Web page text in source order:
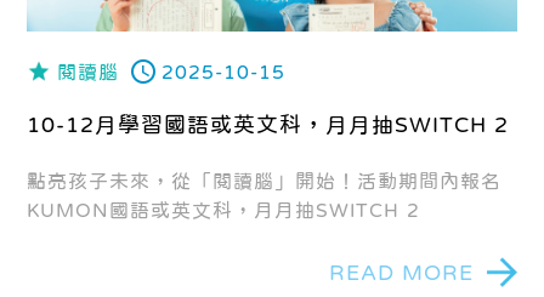
閱讀腦 2025-10-15
10-12月學習國語或英文科，月月抽SWITCH 2
點亮孩子未來，從「閱讀腦」開始！活動期間內報名
KUMON國語或英文科，月月抽SWITCH 2
READ MORE